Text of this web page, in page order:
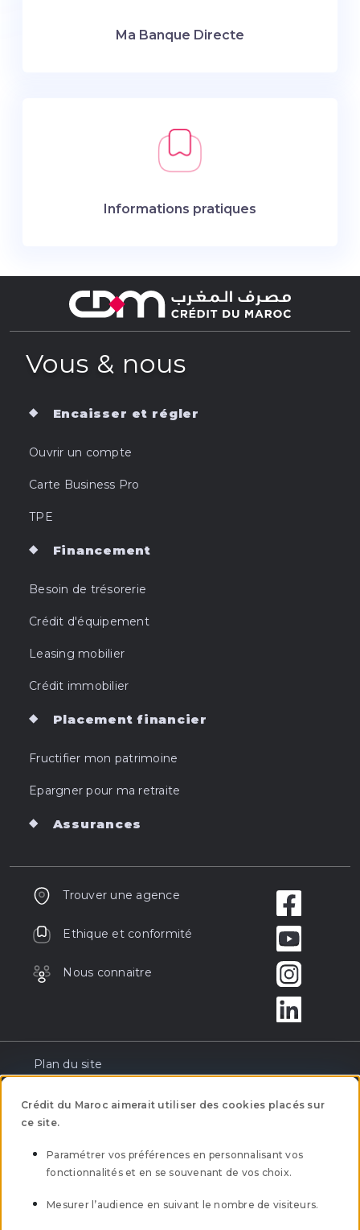
Ma Banque Directe
Informations pratiques
Vous & nous
Encaisser et régler
Ouvrir un compte
Carte Business Pro
TPE
Financement
Besoin de trésorerie
Crédit d'équipement
Leasing mobilier
Crédit immobilier
Placement financier
Fructifier mon patrimoine
Epargner pour ma retraite
Assurances
Trouver une agence
Ethique et conformité
Nous connaitre
Plan du site
Réclamation
Mentions légales
Crédit du Maroc aimerait utiliser des cookies placés sur
ce site.
Paramétrer vos préférences en personnalisant vos
fonctionnalités et en se souvenant de vos choix.
Mesurer l’audience en suivant le nombre de visiteurs.